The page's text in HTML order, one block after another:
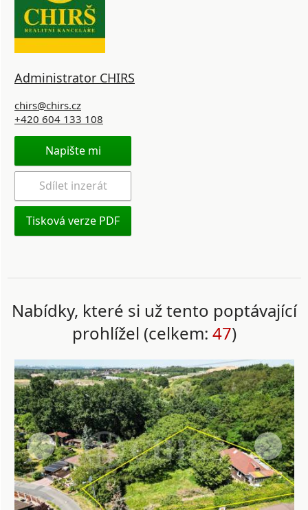
Administrator CHIRS
chirs@chirs.cz
+420 604 133 108
Napište mi
Sdílet inzerát
Tisková verze PDF
Nabídky, které si už tento poptávající
prohlížel (celkem: 47)